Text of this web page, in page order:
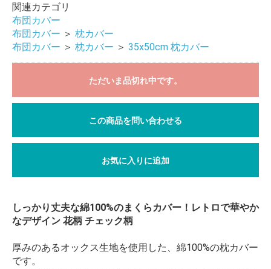
関連カテゴリ
布団カバー
布団カバー ＞ 枕カバー
布団カバー ＞ 枕カバー ＞ 35x50cm 枕カバー
ただいま品切れ中です。
この商品を問い合わせる
お気に入りに追加
しっかり丈夫な綿100%のまくらカバー！レトロで華やか
なデザイン 花柄 チェック柄
厚みのあるオックス生地を使用した、綿100%の枕カバー
です。